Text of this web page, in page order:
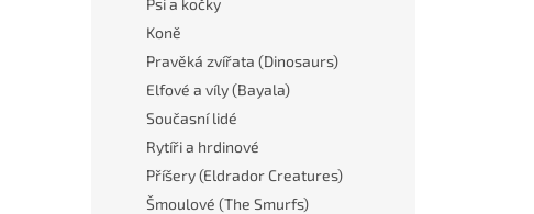
Psi a kočky
Koně
Pravěká zvířata (Dinosaurs)
Elfové a víly (Bayala)
Současní lidé
Rytíři a hrdinové
Příšery (Eldrador Creatures)
Šmoulové (The Smurfs)